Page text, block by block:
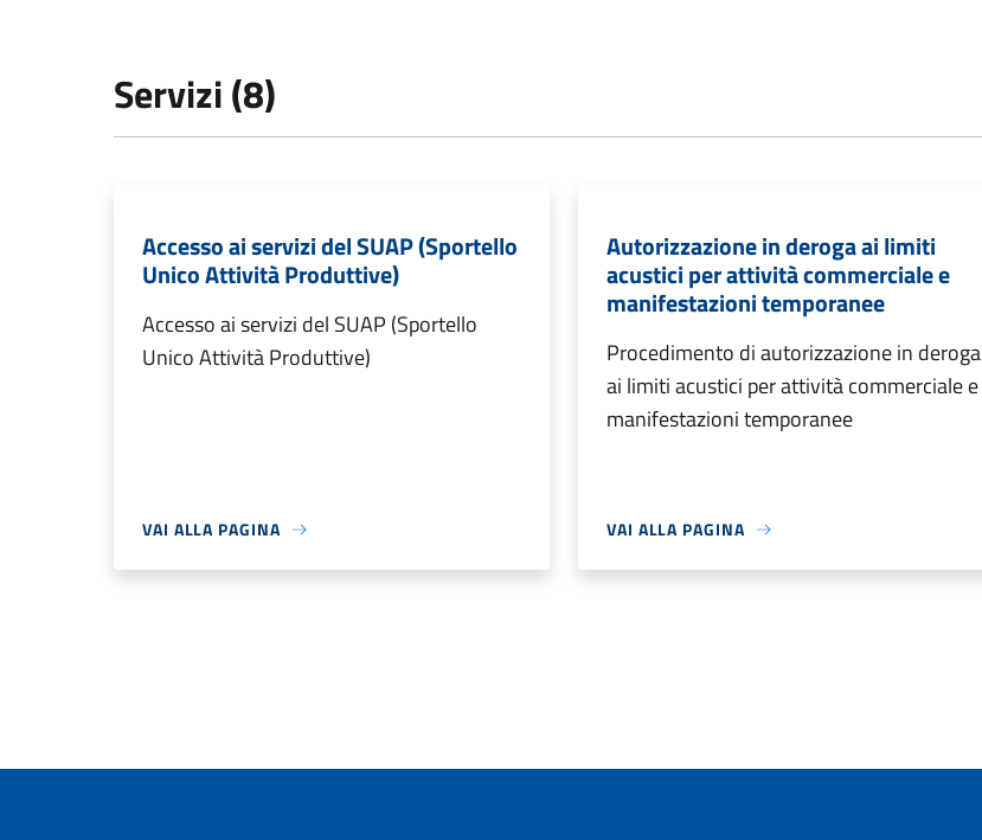
Servizi (8)
Accesso ai servizi del SUAP (Sportello
Unico Attività Produttive)
Accesso ai servizi del SUAP (Sportello
Unico Attività Produttive)
VAI ALLA PAGINA
Autorizzazione in deroga ai limiti
acustici per attività commerciale e
manifestazioni temporanee
Procedimento di autorizzazione in deroga
ai limiti acustici per attività commerciale e
manifestazioni temporanee
VAI ALLA PAGINA